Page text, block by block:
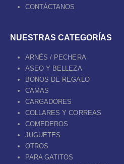
CONTÁCTANOS
NUESTRAS CATEGORÍAS
ARNÉS / PECHERA
ASEO Y BELLEZA
BONOS DE REGALO
CAMAS
CARGADORES
COLLARES Y CORREAS
COMEDEROS
JUGUETES
OTROS
PARA GATITOS